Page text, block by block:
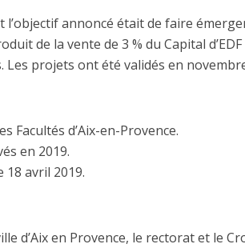
annoncé était de faire
de la vente de 3 % du Capital
projets ont été validés en
Facultés d’Aix-en-Provence.
en 2019.
18 avril 2019.
d’Aix en Provence, le rectorat et le